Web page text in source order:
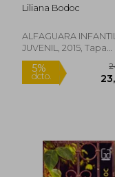
Liliana Bodoc
ALFAGUARA INFANTIL
JUVENIL, 2015, Tapa
Blanda, Nuevo